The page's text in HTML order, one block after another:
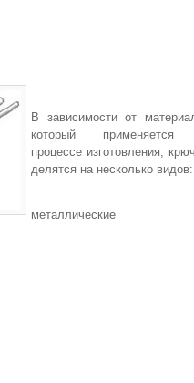
В зависимости от
который
процессе изготовления,
делятся на несколько видов:
металлические